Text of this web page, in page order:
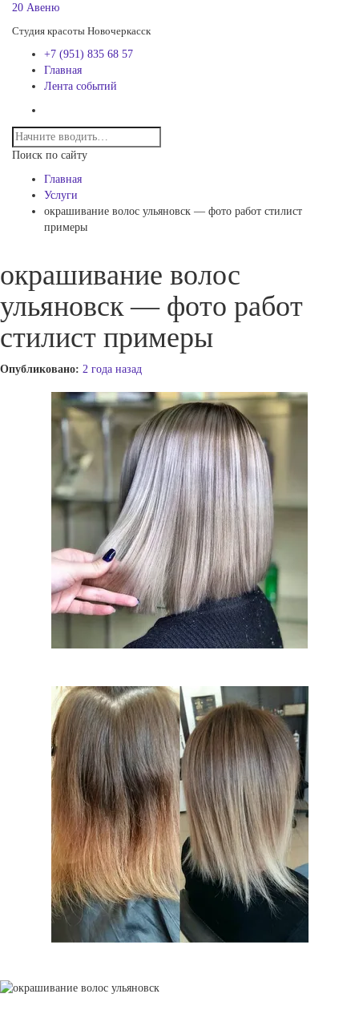
20 Авеню
Студия красоты Новочеркасск
+7 (951) 835 68 57
Главная
Лента событий
Поиск по сайту
Главная
Услуги
окрашивание волос ульяновск — фото работ стилист
примеры
окрашивание волос
ульяновск — фото работ
стилист примеры
Опубликовано: 2 года назад